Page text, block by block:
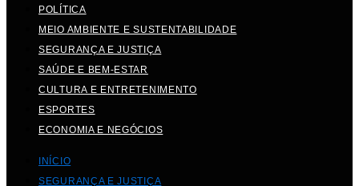
POLÍTICA
MEIO AMBIENTE E SUSTENTABILIDADE
SEGURANÇA E JUSTIÇA
SAÚDE E BEM-ESTAR
CULTURA E ENTRETENIMENTO
ESPORTES
ECONOMIA E NEGÓCIOS
INÍCIO
SEGURANÇA E JUSTIÇA